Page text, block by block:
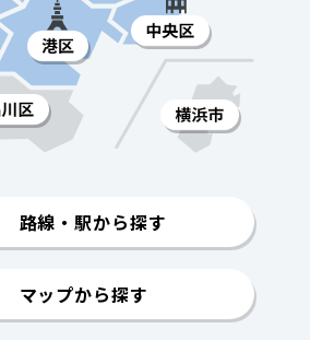
路線・駅から探す
マップから探す